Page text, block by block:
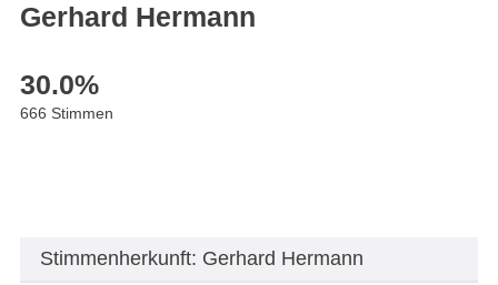
Gerhard Hermann
30.0%
666 Stimmen
Stimmenherkunft: Gerhard Hermann